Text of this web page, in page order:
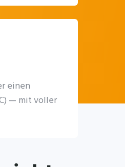
einen
— mit voller